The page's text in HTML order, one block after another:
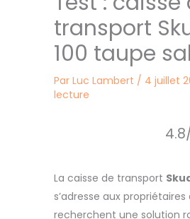
transport
100 taupe
Par Luc Lambert / 4 juillet
lecture
La caisse de transport
s’adresse aux
recherchent une solution